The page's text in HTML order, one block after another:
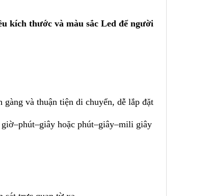
kích thước và màu sắc Led để người
và thuận tiện di chuyển, dễ lắp đặt
hoặc phút–giây–mili giây